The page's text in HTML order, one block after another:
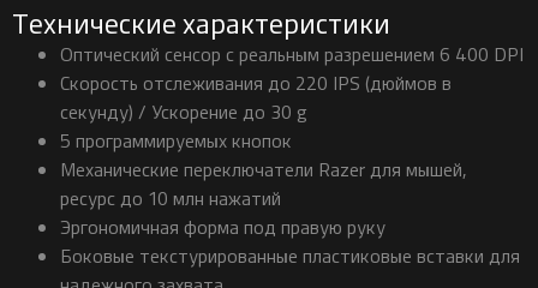
Технические характеристики
Оптический сенсор с реальным разрешением 6 400 DPI
Скорость отслеживания до 220 IPS (дюймов в
секунду) / Ускорение до 30 g
5 программируемых кнопок
Механические переключатели Razer для мышей,
ресурс до 10 млн нажатий
Эргономичная форма под правую руку
Боковые текстурированные пластиковые вставки для